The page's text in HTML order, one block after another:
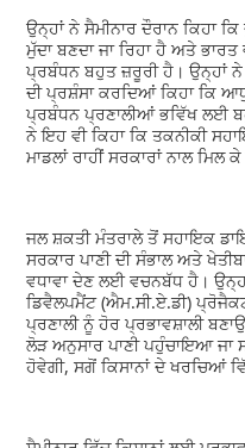
ਉਨ੍ਹਾਂ ਨੇ ਸੈਮੀਨਾਰ ਦੌਰਾਨ ਕਿਹਾ
ਮੁੱਦਾ ਬਣਦਾ ਜਾ ਰਿਹਾ ਹੈ ਅਤੇ
ਪ੍ਰਬੰਧਨ ਬਹੁਤ ਜ਼ਰੂਰੀ ਹੈ। ਉਨ੍ਹਾਂ
ਦੀ ਪ੍ਰਸ਼ੰਸਾ ਕਰਦਿਆਂ ਕਿਹਾ ਕਿ
ਪ੍ਰਬੰਧਨ ਪ੍ਰਣਾਲੀਆਂ ਭਵਿੱਖ ਲਈ
ਨੇ ਇਹ ਵੀ ਕਿਹਾ ਕਿ ਤਕਨੀਕੀ
ਮਾਡਲਾਂ ਰਾਹੀਂ ਸਰਕਾਰਾਂ ਨਾਲ ਮਿਲ
ਜਲ ਸ਼ਕਤੀ ਮੰਤਰਾਲੇ ਤੋਂ ਸਹਾਇਕ
ਸਰਕਾਰ ਪਾਣੀ ਦੀ ਸੰਭਾਲ ਅਤੇ
ਵਧਾਵਾ ਦੇਣ ਲਈ ਵਚਨਬੱਧ ਹੈ।
ਡਿਵੈਲਪਮੈਂਟ (ਐਮ.ਸੀ.ਏ.ਡੀ)
ਪ੍ਰਣਾਲੀ ਨੂੰ ਹੋਰ ਪ੍ਰਭਾਵਸ਼ਾਲੀ
ਲੋੜ ਅਨੁਸਾਰ ਪਾਣੀ ਪਹੁੰਚਾਇਆ ਜਾ
ਹੋਵੇਗੀ, ਸਗੋਂ ਕਿਸਾਨਾਂ ਦੇ ਖਰਚਿਆਂ